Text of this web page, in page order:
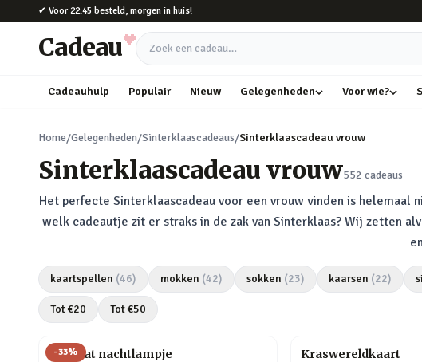
Naar hoofdinhoud
✔ Voor 22:45 besteld, morgen in huis!
Cadeau Zoek een cadeau
Cadeauhulp Populair Nieuw Gelegenheden Voor wie?
Home/Gelegenheden/Sinterklaascadeaus/Sinterklaascadeau vrouw
Sinterklaascadeau vrouw552 cadeaus
Het perfecte Sinterklaascadeau voor een vrouw vinden is helemaal
welk cadeautje zit er straks in de zak van Sinterklaas? Wij zetten
kaartspellen (46) mokken (42) sokken (23) kaarsen (22)
Tot €20 Tot €50
-33%
Mini kat nachtlampje Kraswereldkaart